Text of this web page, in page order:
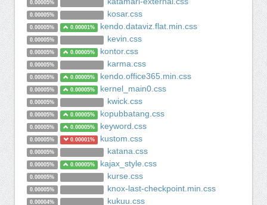
0.00005%
0.00005% kosar.css
0.00005% 0.00001% kendo.dataviz.flat.min.css
0.00005% kevin.css
0.00005% 0.00005% kontor.css
0.00005% karma.css
0.00005% 0.00005% kendo.office365.min.css
0.00005% 0.00005% kernel_main0.css
0.00005% kwick.css
0.00005% 0.00005% kopubbatang.css
0.00005% 0.00005% keyword.css
0.00005% 0.00001% kustom.css
0.00005% katana.css
0.00005% 0.00005% kajax_style.css
0.00005% kurse.css
0.00005% knox-last-checkpoint.min.css
0.00004% kukuu.css